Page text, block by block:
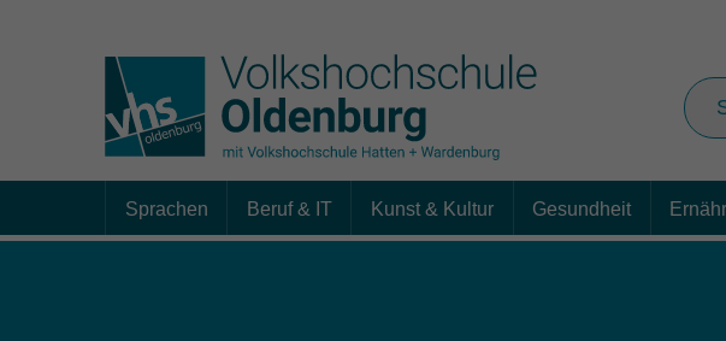
Sprachen Beruf & IT Kunst & Kultur Gesundheit